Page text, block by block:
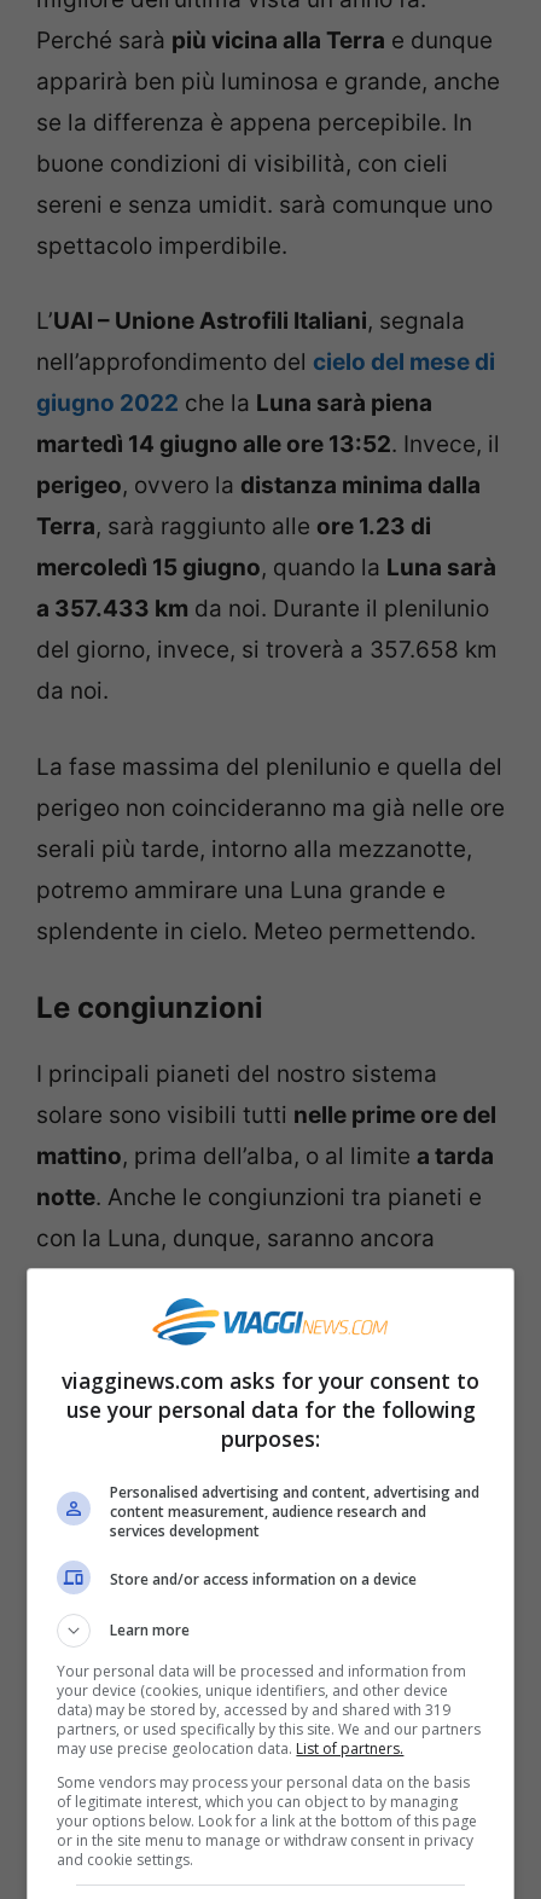
Perché sarà più vicina alla Terra e dunque
apparirà ben più luminosa e grande, anche
se la differenza è appena percepibile. In
buone condizioni di visibilità, con cieli
sereni e senza umidit. sarà comunque uno
spettacolo imperdibile.
L’UAI – Unione Astrofili Italiani, segnala
nell’approfondimento del cielo del mese di
giugno 2022 che la Luna sarà piena
martedì 14 giugno alle ore 13:52. Invece, il
perigeo, ovvero la distanza minima dalla
Terra, sarà raggiunto alle ore 1.23 di
mercoledì 15 giugno, quando la Luna sarà
a 357.433 km da noi. Durante il plenilunio
del giorno, invece, si troverà a 357.658 km
da noi.
La fase massima del plenilunio e quella del
perigeo non coincideranno ma già nelle ore
serali più tarde, intorno alla mezzanotte,
potremo ammirare una Luna grande e
splendente in cielo. Meteo permettendo.
Le congiunzioni
I principali pianeti del nostro sistema
solare sono visibili tutti nelle prime ore del
mattino, prima dell’alba, o al limite a tarda
notte. Anche le congiunzioni tra pianeti e
con la Luna, dunque, saranno ancora
seconda parte della notte. Ecco quelle da
: il pianeta Saturno è il
primo a sorgere tra i pianeti osservabili
prima del sorgere del Sole. Nel corso del
mese anticiperà l’orario del suo sorgere,
insieme agli altri. Dunque sarà possibile
osservare congiunzioni già nella seconda
parte della notte, come quella tra la Luna e
Saturno dellanotte tra il 17 e il 18 giugno,
che avverrà nella costellazione del
Capricorno.
Luna – Giove: sempre nellaseconda parte
viagginews.com asks for your consent to
use your personal data for the following
purposes:
Personalised advertising and content, advertising and
content measurement, audience research and
services development
Store and/or access information on a device
Learn more
Your personal data will be processed and information from
your device (cookies, unique identifiers, and other device
data) may be stored by, accessed by and shared with 319
partners, or used specifically by this site. We and our partners
may use precise geolocation data. List of partners.
Some vendors may process your personal data on the basis
of legitimate interest, which you can object to by managing
your options below. Look for a link at the bottom of this page
or in the site menu to manage or withdraw consent in privacy
and cookie settings.